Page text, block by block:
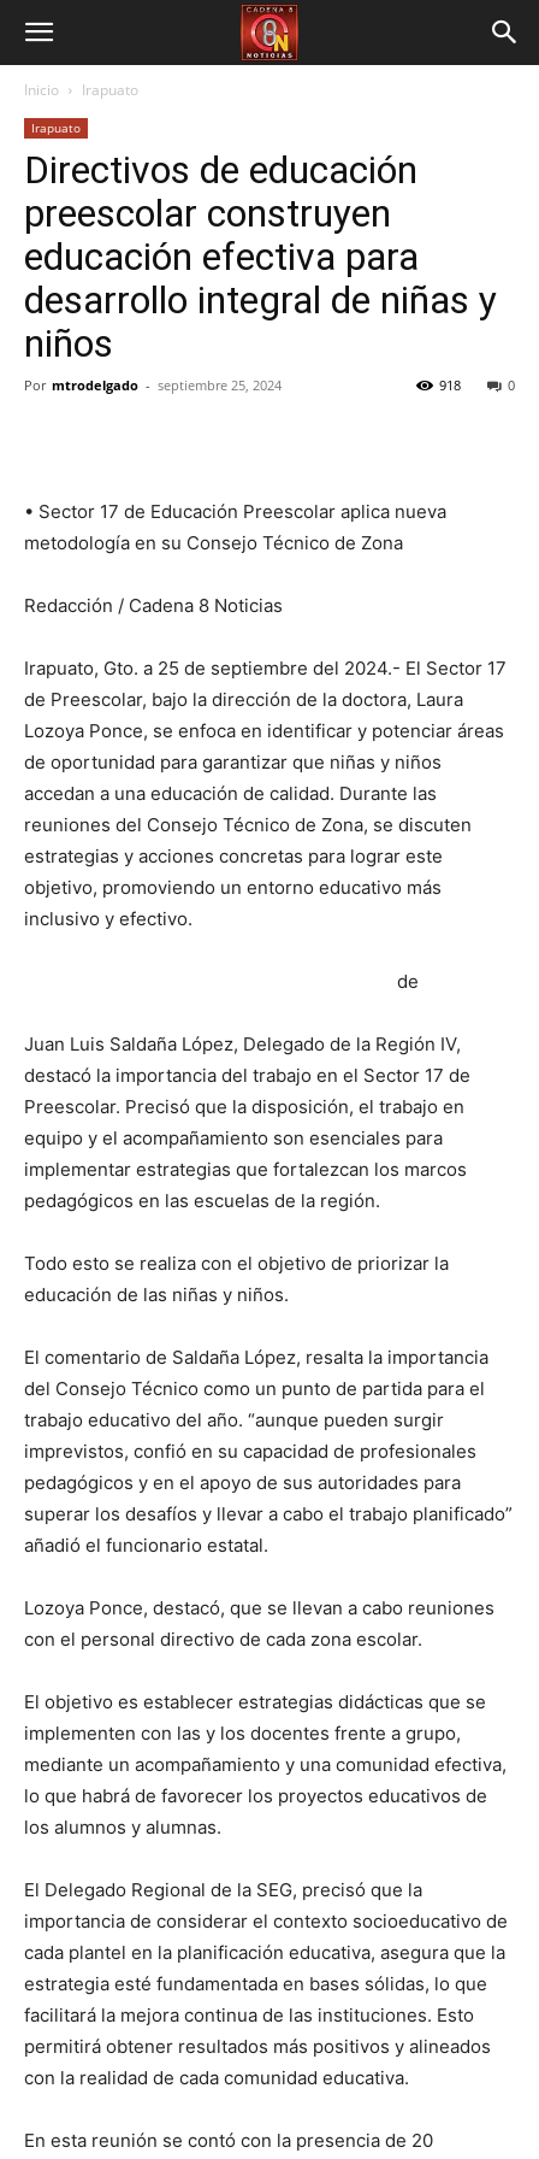
Inicio Irapuato
Irapuato
Directivos de educación
preescolar construyen
educación efectiva para
desarrollo integral de niñas y
niños
Por mtrodelgado - septiembre 25, 2024 0
918
• Sector 17 de Educación Preescolar aplica nueva
metodología en su Consejo Técnico de Zona
Redacción / Cadena 8 Noticias
Irapuato, Gto. a 25 de septiembre del 2024.- El Sector 17
de Preescolar, bajo la dirección de la doctora, Laura
Lozoya Ponce, se enfoca en identificar y potenciar áreas
de oportunidad para garantizar que niñas y niños
accedan a una educación de calidad. Durante las
reuniones del Consejo Técnico de Zona, se discuten
estrategias y acciones concretas para lograr este
objetivo, promoviendo un entorno educativo más
inclusivo y efectivo.
de
Juan Luis Saldaña López, Delegado de la Región IV,
destacó la importancia del trabajo en el Sector 17 de
Preescolar. Precisó que la disposición, el trabajo en
equipo y el acompañamiento son esenciales para
implementar estrategias que fortalezcan los marcos
pedagógicos en las escuelas de la región.
Todo esto se realiza con el objetivo de priorizar la
educación de las niñas y niños.
El comentario de Saldaña López, resalta la importancia
del Consejo Técnico como un punto de partida para el
trabajo educativo del año. “aunque pueden surgir
imprevistos, confió en su capacidad de profesionales
pedagógicos y en el apoyo de sus autoridades para
superar los desafíos y llevar a cabo el trabajo planificado”
añadió el funcionario estatal.
Lozoya Ponce, destacó, que se llevan a cabo reuniones
con el personal directivo de cada zona escolar.
El objetivo es establecer estrategias didácticas que se
implementen con las y los docentes frente a grupo,
mediante un acompañamiento y una comunidad efectiva,
lo que habrá de favorecer los proyectos educativos de
los alumnos y alumnas.
El Delegado Regional de la SEG, precisó que la
importancia de considerar el contexto socioeducativo de
cada plantel en la planificación educativa, asegura que la
estrategia esté fundamentada en bases sólidas, lo que
facilitará la mejora continua de las instituciones. Esto
permitirá obtener resultados más positivos y alineados
con la realidad de cada comunidad educativa.
En esta reunión se contó con la presencia de 20